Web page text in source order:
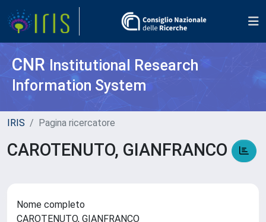
CNR Institutional Research
Information System
IRIS Pagina ricercatore
CAROTENUTO, GIANFRANCO
Nome completo
CAROTENUTO, GIANFRANCO